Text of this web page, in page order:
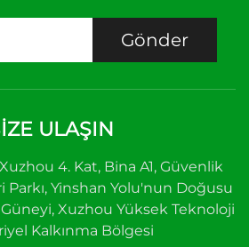
Gönder
ULAŞIN
4. Kat, Bina A1, Güvenlik
Yinshan Yolu'nun Doğusu
Xuzhou Yüksek Teknoloji
Kalkınma Bölgesi